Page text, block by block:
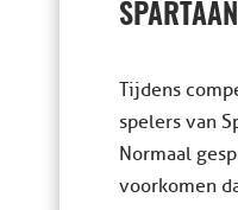
Tijdens
spelers van
Normaal
voorkomen